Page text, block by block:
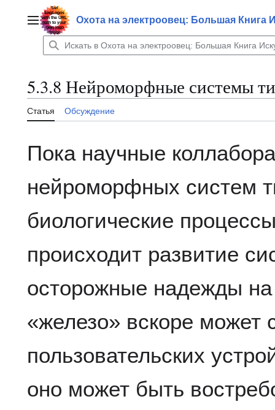
содержаниюГлавное менюОхота на электроовец: Большая Книга
5.3.8 Нейроморфные системы
Статья Обсуждение
Пока научные
нейроморфных систем
биологические
происходит развитие
осторожные надежды
«железо» вскоре может
пользовательских
оно может быть